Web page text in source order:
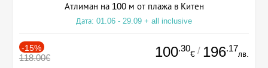
Атлиман на 100 м от плажа в Китен
Дата: 01.06 - 29.09 + all inclusive
-15%
118.00€ 100.30
€ / 196.17
лв.